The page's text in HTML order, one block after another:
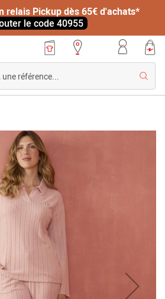
relais Pickup dès 65€ d'achats*
le code 40955